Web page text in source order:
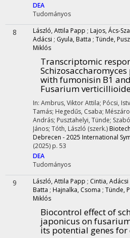
DEA
Tudományos
8 László, Attila Papp ; Lajos, Ács-
Adácsi ; Gyula, Batta ; Tünde,
Miklós
Transcriptomic
with fumonisin B1
Fusarium
In: Ambrus, Viktor Attila; Pócsi,
Tamás; Hegedűs, Csaba;
András; Pusztahelyi, Tünde;
János; Tóth, László (szerk.)
Debrecen - 2025 International
(2025) p. 53
DEA
Tudományos
9 László, Attila Papp ; Cintia, Adácsi
Batta ; Hajnalka, Csoma ; Tünde,
Miklós
Biocontrol effect of
japonicus on
its potential genes